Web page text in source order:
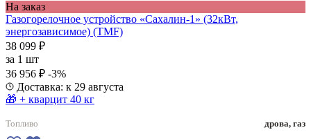
На заказ
Газогорелочное устройство «Сахалин-1» (32кВт,
энергозависимое) (TMF)
38 099 ₽
за 1 шт
36 956 ₽ -3%
Доставка: к 29 августа
🎁 + кварцит 40 кг
Топливо дрова, газ